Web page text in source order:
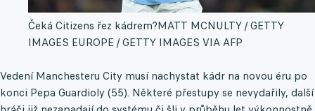
Čeká Citizens řez kádrem?MATT MCNULTY / GETTY
IMAGES EUROPE / GETTY IMAGES VIA AFP
Vedení Manchesteru City musí nachystat kádr na novou éru po
konci Pepa Guardioly (55). Některé přestupy se nevydařily, další